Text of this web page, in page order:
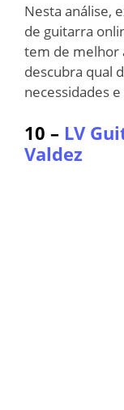
Nesta análise,
de guitarra
tem de melhor
descubra qual
necessidades
10 – LV
Valdez